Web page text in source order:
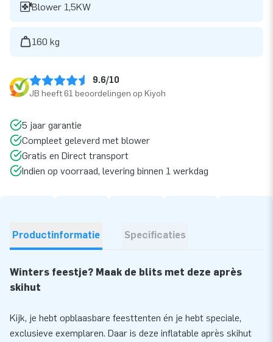
Blower 1,5KW
160 kg
9.6/10
JB heeft 61 beoordelingen op Kiyoh
5 jaar garantie
Compleet geleverd met blower
Gratis en Direct transport
Indien op voorraad, levering binnen 1 werkdag
Productinformatie Specificaties
Winters feestje? Maak de blits met deze après
skihut
Kijk, je hebt opblaasbare feesttenten én je hebt speciale,
exclusieve exemplaren. Daar is deze inflatable après skihut